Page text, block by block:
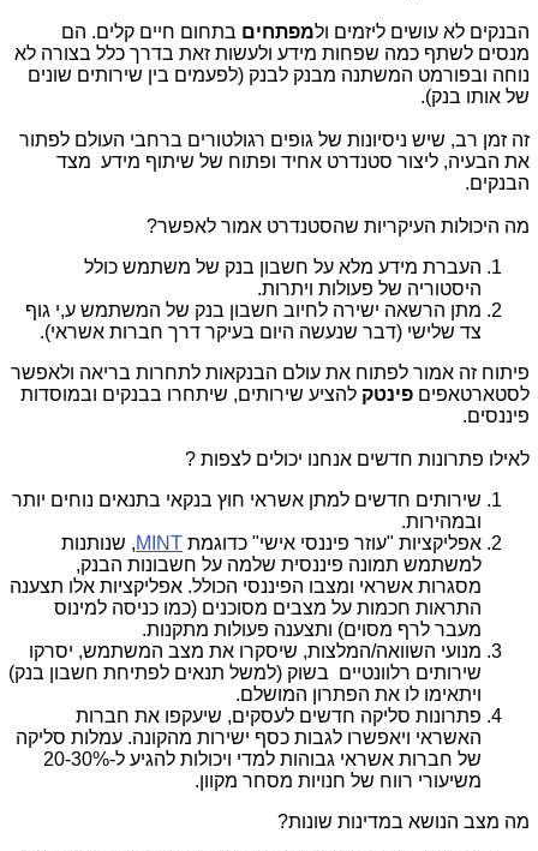
הבנקים לא עושים ליזמים ולמפתחים בתחום חיים קלים. הם
מנסים לשתף כמה שפחות מידע ולעשות זאת בדרך כלל בצורה לא
נוחה ובפורמט המשתנה מבנק לבנק (לפעמים בין שירותים שונים
של אותו בנק).
זה זמן רב, שיש ניסיונות של גופים רגולטורים ברחבי העולם לפתור
את הבעיה, ליצור סטנדרט אחיד ופתוח של שיתוף מידע מצד
הבנקים.
מה היכולות העיקריות שהסטנדרט אמור לאפשר?
העברת מידע מלא על חשבון בנק של משתמש כולל
היסטוריה של פעולות ויתרות.
מתן הרשאה ישירה לחיוב חשבון בנק של המשתמש ע,י גוף
צד שלישי (דבר שנעשה היום בעיקר דרך חברות אשראי).
פיתוח זה אמור לפתוח את עולם הבנקאות לתחרות בריאה ולאפשר
לסטארטאפים פינטק להציע שירותים, שיתחרו בבנקים ובמוסדות
פיננסים.
לאילו פתרונות חדשים אנחנו יכולים לצפות ?
שירותים חדשים למתן אשראי חוץ בנקאי בתנאים נוחים יותר
ובמהירות.
אפליקציות "עוזר פיננסי אישי" כדוגמת MINT, שנותנות
למשתמש תמונה פיננסית שלמה על חשבונות הבנק,
מסגרות אשראי ומצבו הפיננסי הכולל. אפליקציות אלו תצענה
התראות חכמות על מצבים מסוכנים (כמו כניסה למינוס
מעבר לרף מסוים) ותצענה פעולות מתקנות.
מנועי השוואה/המלצות, שיסקרו את מצב המשתמש, יסרקו
שירותים רלוונטיים בשוק (למשל תנאים לפתיחת חשבון בנק)
ויתאימו לו את הפתרון המושלם.
פתרונות סליקה חדשים לעסקים, שיעקפו את חברות
האשראי ויאפשרו לגבות כסף ישירות מהקונה. עמלות סליקה
של חברות אשראי גבוהות למדי ויכולות להגיע ל-20-30%
משיעורי רווח של חנויות מסחר מקוון.
מה מצב הנושא במדינות שונות?